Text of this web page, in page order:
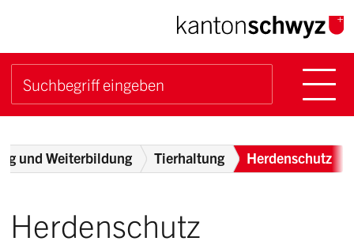
Navigieren im Kanton
Schnellnavigation
Suchbegriff
Breadcrumb
und Weiterbildung Tierhaltung Herdenschutz
Herdenschutz